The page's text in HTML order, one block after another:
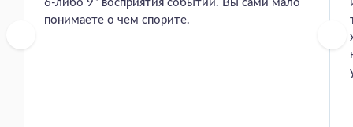
6-либо 9" восприятия событий. Вы сами мало
понимаете о чем спорите.